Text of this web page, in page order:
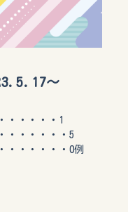
～
・・・1
・・・・5
・・・・0例